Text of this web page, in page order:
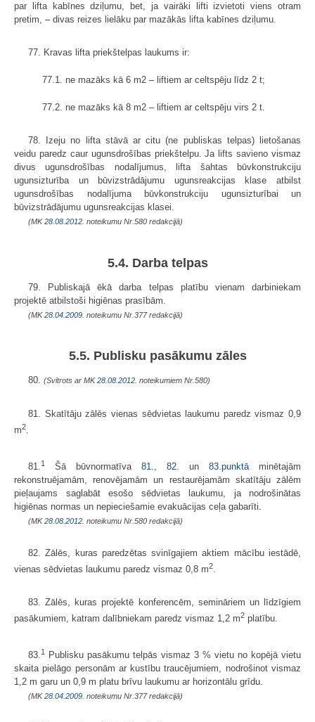
par lifta kabīnes dziļumu, bet, ja vairāki lifti izvietoti viens otram
pretim, – divas reizes lielāku par mazākās lifta kabīnes dziļumu.
77. Kravas lifta priekštelpas laukums ir:
77.1. ne mazāks kā 6 m2 – liftiem ar celtspēju līdz 2 t;
77.2. ne mazāks kā 8 m2 – liftiem ar celtspēju virs 2 t.
78. Izeju no lifta stāvā ar citu (ne publiskas telpas) lietošanas
veidu paredz caur ugunsdrošības priekštelpu. Ja lifts savieno vismaz
divus ugunsdrošības nodalījumus, lifta šahtas būvkonstrukciju
ugunsizturība un būvizstrādājumu ugunsreakcijas klase atbilst
ugunsdrošības nodalījuma būvkonstrukciju ugunsizturībai un
būvizstrādājumu ugunsreakcijas klasei.
(MK28.08.2012. noteikumu Nr.580 redakcijā)
5.4. Darba telpas
79. Publiskajā ēkā darba telpas platību vienam darbiniekam
projektē atbilstoši higiēnas prasībām.
(MK28.04.2009. noteikumu Nr.377 redakcijā)
5.5. Publisku pasākumu zāles
80. (Svītrots ar MK28.08.2012. noteikumiem Nr.580)
81. Skatītāju zālēs vienas sēdvietas laukumu paredz vismaz 0,9
m2.
81.1 Šā būvnormatīva 81., 82. un 83.punktāminētajām
rekonstruējamām, renovējamām un restaurējamām skatītāju zālēm
pieļaujams saglabāt esošo sēdvietas laukumu, ja nodrošinātas
higiēnas normas un nepieciešamie evakuācijas ceļa gabarīti.
(MK28.08.2012. noteikumu Nr.580 redakcijā)
82. Zālēs, kuras paredzētas svinīgajiem aktiem mācību iestādē,
vienas sēdvietas laukumu paredz vismaz 0,8 m2.
83. Zālēs, kuras projektē konferencēm, semināriem un līdzīgiem
pasākumiem, katram dalībniekam paredz vismaz 1,2 m2 platību.
83.1
Publisku pasākumu telpās vismaz 3 % vietu no kopējā vietu
skaita pielāgo personām ar kustību traucējumiem, nodrošinot vismaz
1,2 m garu un 0,9 m platu brīvu laukumu ar horizontālu grīdu.
(MK28.04.2009. noteikumu Nr.377 redakcijā)